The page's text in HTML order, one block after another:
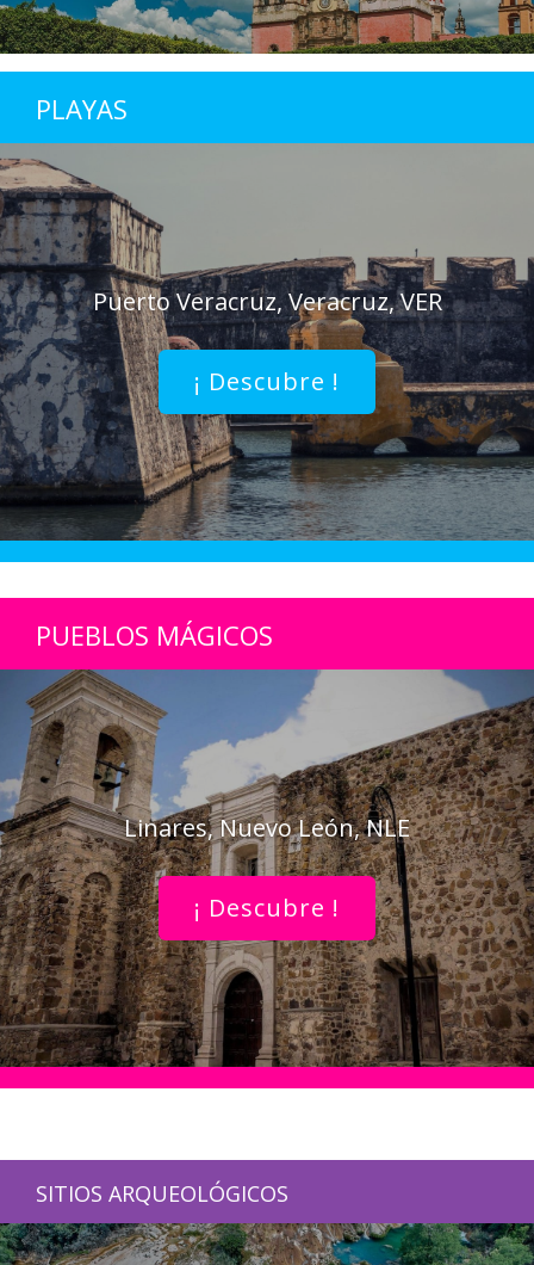
PLAYAS
Puerto Veracruz, Veracruz, VER
¡ Descubre !
PUEBLOS MÁGICOS
Linares, Nuevo León, NLE
¡ Descubre !
SITIOS ARQUEOLÓGICOS